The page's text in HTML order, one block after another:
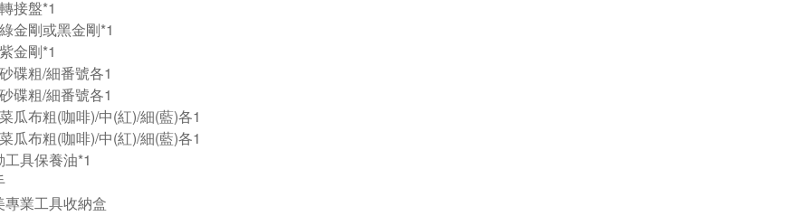
接盤*1
金剛或黑金剛*1
金剛*1
碟粗/細番號各1
碟粗/細番號各1
布粗(咖啡)/中(紅)/細(藍)各1
布粗(咖啡)/中(紅)/細(藍)各1
具保養油*1
業工具收納盒